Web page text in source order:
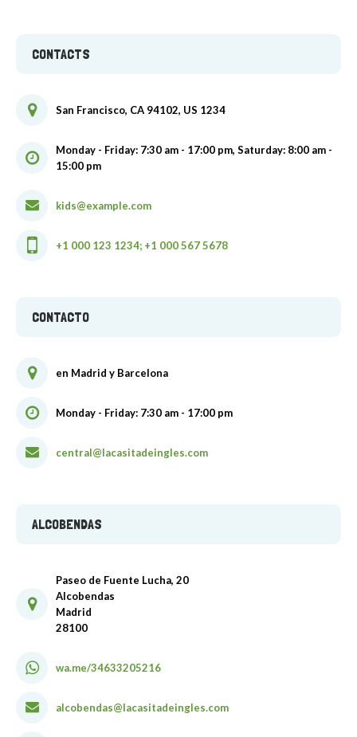
CONTACTS
San Francisco, CA 94102, US 1234
Monday - Friday: 7:30 am - 17:00 pm, Saturday: 8:00 am -
15:00 pm
kids@example.com
+1 000 123 1234; +1 000 567 5678
CONTACTO
en Madrid y Barcelona
Monday - Friday: 7:30 am - 17:00 pm
central@lacasitadeingles.com
ALCOBENDAS
Paseo de Fuente Lucha, 20
Alcobendas
Madrid
28100
wa.me/34633205216
alcobendas@lacasitadeingles.com